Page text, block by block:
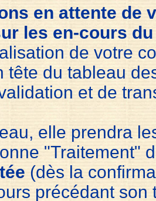
en attente de
les en-cours
de votre
tête du tableau
et de
elle prendra
"Traitement"
(dès la
précédant son